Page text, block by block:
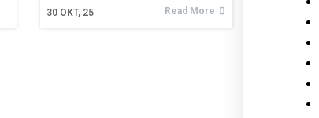
30 OKT, 25 Read More